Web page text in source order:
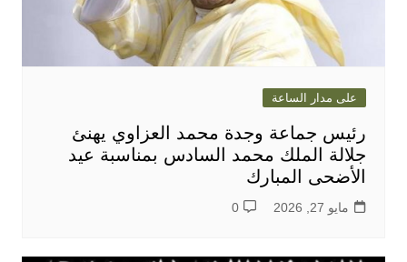
على مدار الساعة
رئيس جماعة وجدة محمد العزاوي يهنئ
جلالة الملك محمد السادس بمناسبة عيد
الأضحى المبارك
مايو 27, 2026 0